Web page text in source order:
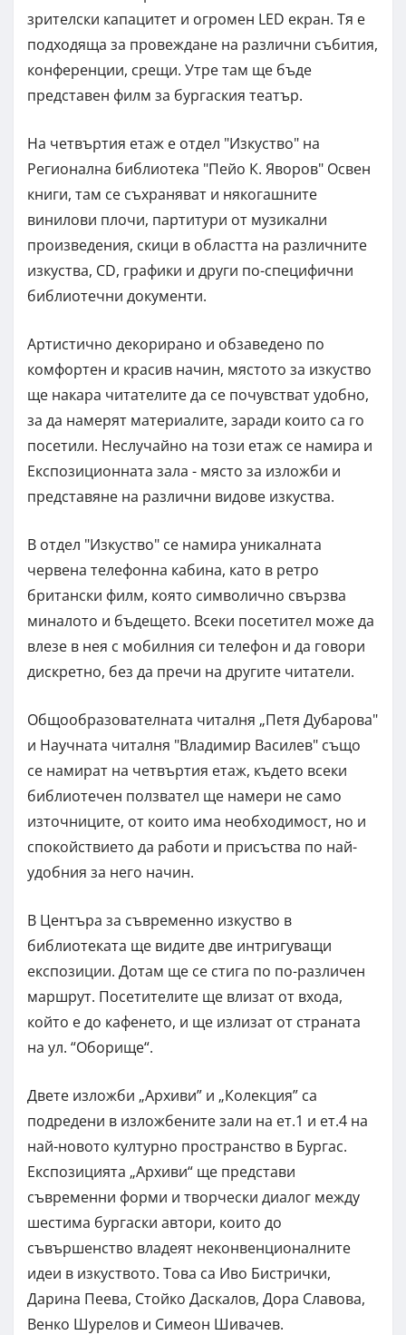
зрителски капацитет и огромен LED екран. Тя е
подходяща за провеждане на различни събития,
конференции, срещи. Утре там ще бъде
представен филм за бургаския театър.
На четвъртия етаж е отдел "Изкуство" на
Регионална библиотека "Пейо К. Яворов" Освен
книги, там се съхраняват и някогашните
винилови плочи, партитури от музикални
произведения, скици в областта на различните
изкуства, СD, графики и други по-специфични
библиотечни документи.
Артистично декорирано и обзаведено по
комфортен и красив начин, мястото за изкуство
ще накара читателите да се почувстват удобно,
за да намерят материалите, заради които са го
посетили. Неслучайно на този етаж се намира и
Експозиционната зала - място за изложби и
представяне на различни видове изкуства.
В отдел "Изкуство" се намира уникалната
червена телефонна кабина, като в ретро
британски филм, която символично свързва
миналото и бъдещето. Всеки посетител може да
влезе в нея с мобилния си телефон и да говори
дискретно, без да пречи на другите читатели.
Общообразователната читалня „Петя Дубарова"
и Научната читалня "Владимир Василев" също
се намират на четвъртия етаж, където всеки
библиотечен ползвател ще намери не само
източниците, от които има необходимост, но и
спокойствието да работи и присъства по най-
удобния за него начин.
В Центъра за съвременно изкуство в
библиотеката ще видите две интригуващи
експозиции. Дотам ще се стига по по-различен
маршрут. Посетителите ще влизат от входа,
който е до кафенето, и ще излизат от страната
на ул. “Оборище“.
Двете изложби „Архиви” и „Колекция” са
подредени в изложбените зали на ет.1 и ет.4 на
най-новото културно пространство в Бургас.
Експозицията „Архиви“ ще представи
съвременни форми и творчески диалог между
шестима бургаски автори, които до
съвършенство владеят неконвенционалните
идеи в изкуството. Това са Иво Бистрички,
Дарина Пеева, Стойко Даскалов, Дора Славова,
Венко Шурелов и Симеон Шивачев.